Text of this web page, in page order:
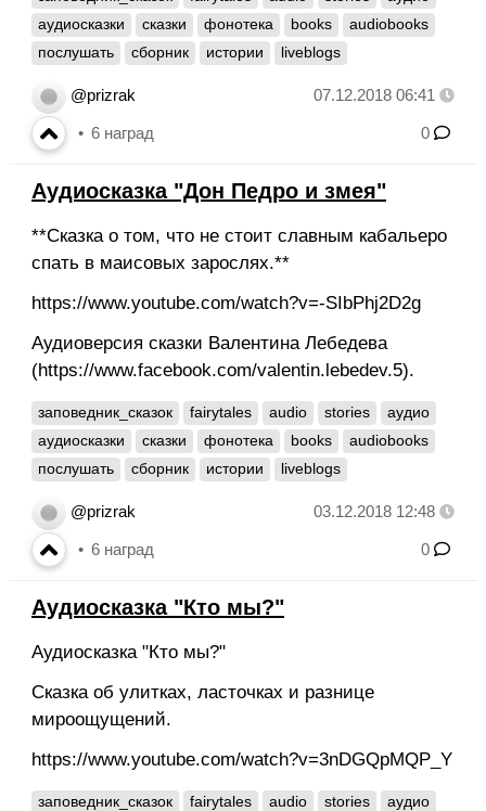
аудиосказки
сказки фонотека books
audiobooks
послушать
сборник истории liveblogs
@prizrak 07.12.2018 06:41
6 наград 0
Аудиосказка "Дон Педро и змея"
**Сказка о том, что не стоит славным кабальеро
спать в маисовых зарослях.**
https://www.youtube.com/watch?v=-SIbPhj2D2g
Аудиоверсия сказки Валентина Лебедева
(https://www.facebook.com/valentin.lebedev.5).
заповедник_сказок fairytales audio stories
аудио
аудиосказки
сказки фонотека books
audiobooks
послушать
сборник истории liveblogs
@prizrak 03.12.2018 12:48
6 наград 0
Аудиосказка "Кто мы?"
Аудиосказка "Кто мы?"
Сказка об улитках, ласточках и разнице
мироощущений.
https://www.youtube.com/watch?v=3nDGQpMQP_Y
заповедник_сказок fairytales audio stories
аудио